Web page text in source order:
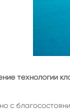
технологии
с